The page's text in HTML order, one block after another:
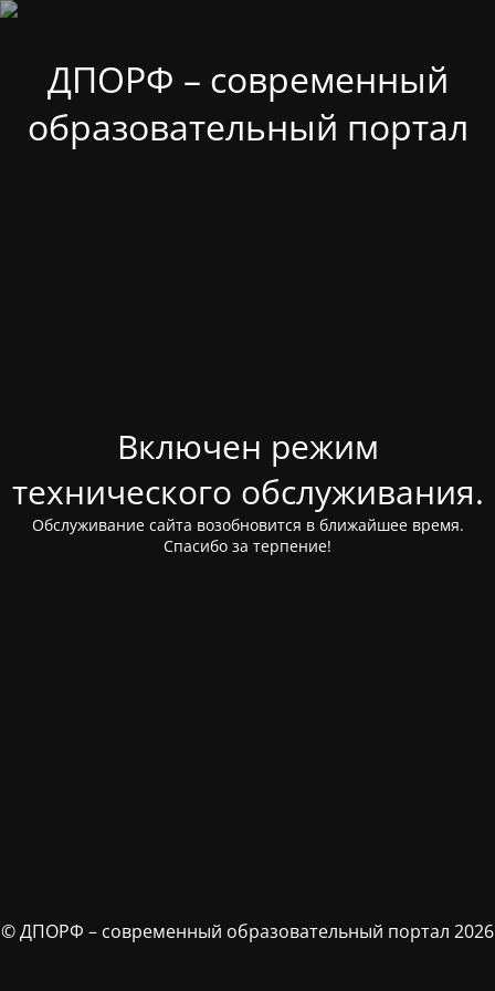
ДПОРФ – современный
образовательный портал
Включен режим
технического обслуживания.
Обслуживание сайта возобновится в ближайшее время.
Спасибо за терпение!
© ДПОРФ – современный образовательный портал 2026